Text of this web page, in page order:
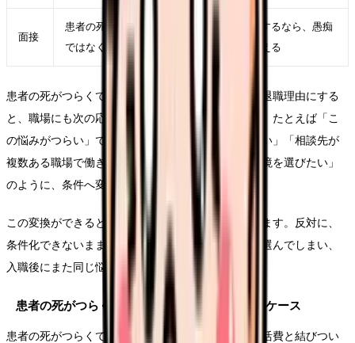
面接
患者の死がつらくて辞めたいを面接で説明するなら、愚痴
ではなく「次に重視したい条件」に言い換える
患者の死がつらくて辞めたいという言葉をそのまま退職理由にする
と、職場にも次の応募先にも伝わりにくくなります。たとえば「こ
の悩みがつらい」ではなく、「夜勤回数を減らしたい」「相談先が
複数ある職場で働きたい」「教育の段階が明確な環境を選びたい」
のように、条件へ変換します。
この変換ができると、求人を見る時の精度が上がります。反対に、
条件化できないまま応募すると、給与や通勤だけで選んでしまい、
入職後にまた同じ悩みが再燃することがあります。
患者の死がつらくて辞めたいで起きやすい具体ケース
患者の死がつらくて辞めたいという悩みが給与や生活費と結びつい